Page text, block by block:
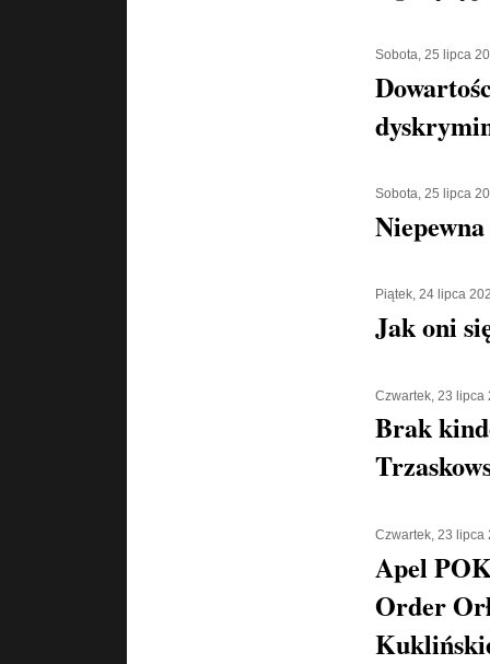
Sobota, 25 lipca
Sobota, 25 lipca
Piątek, 24 lipca
Jak oni
Czwartek, 23 lipca
Brak
Czwartek, 23 lipca
Apel
Order